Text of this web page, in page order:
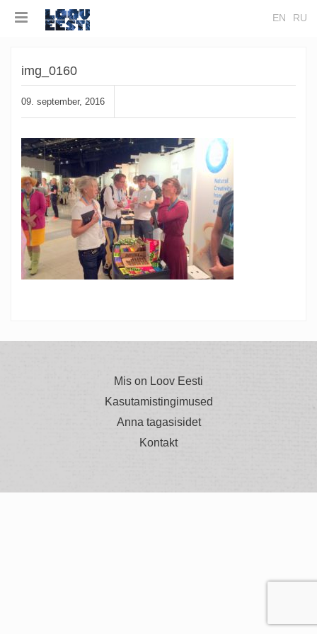
RU
EN
img_0160
09. september, 2016
Mis on Loov Eesti
Kasutamistingimused
Anna tagasisidet
Kontakt